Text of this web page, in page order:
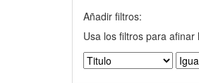
Añadir filtros:
Usa los filtros para afinar